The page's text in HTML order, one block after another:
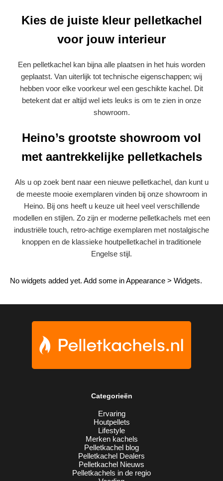
Kies de juiste kleur pelletkachel
voor jouw interieur
Een pelletkachel kan bijna alle plaatsen in het huis worden
geplaatst. Van uiterlijk tot technische eigenschappen; wij
hebben voor elke voorkeur wel een geschikte kachel. Dit
betekent dat er altijd wel iets leuks is om te zien in onze
showroom.
Heino’s grootste showroom vol
met aantrekkelijke pelletkachels
Als u op zoek bent naar een nieuwe pelletkachel, dan kunt u
de meeste mooie exemplaren vinden bij onze showroom in
Heino. Bij ons heeft u keuze uit heel veel verschillende
modellen en stijlen. Zo zijn er moderne pelletkachels met een
industriële touch, retro-achtige exemplaren met nostalgische
knoppen en de klassieke houtpelletkachel in traditionele
Engelse stijl.
No widgets added yet. Add some in Appearance > Widgets.
Categorieën
Ervaring
Houtpellets
Lifestyle
Merken kachels
Pelletkachel blog
Pelletkachel Dealers
Pelletkachel Nieuws
Pelletkachels in de regio